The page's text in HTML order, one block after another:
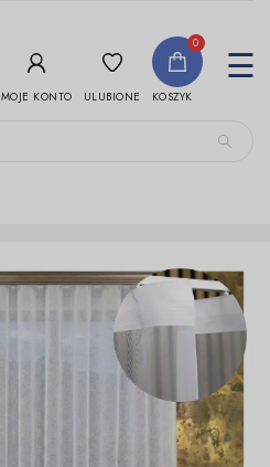
MOJE KONTO ULUBIONE
0
KOSZYK
☰